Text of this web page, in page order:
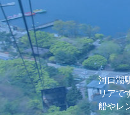
河口湖
リアで
船やレ